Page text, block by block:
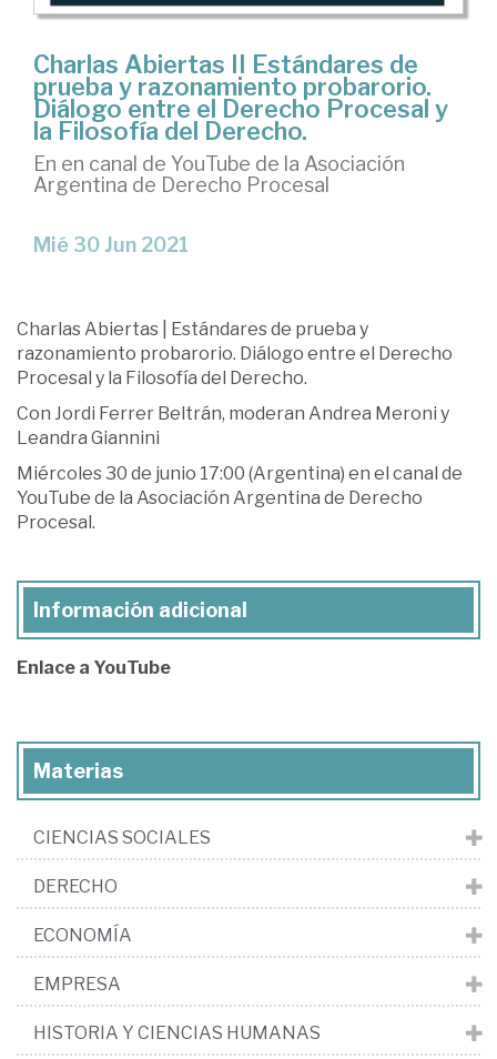
Charlas Abiertas II Estándares de
prueba y razonamiento probarorio.
Diálogo entre el Derecho Procesal y
la Filosofía del Derecho.
En en canal de YouTube de la Asociación
Argentina de Derecho Procesal
Mié 30 Jun 2021
Charlas Abiertas | Estándares de prueba y
razonamiento probarorio. Diálogo entre el Derecho
Procesal y la Filosofía del Derecho.
Con Jordi Ferrer Beltrán, moderan Andrea Meroni y
Leandra Giannini
Miércoles 30 de junio 17:00 (Argentina) en el canal de
YouTube de la Asociación Argentina de Derecho
Procesal.
Información adicional
Enlace a YouTube
Materias
CIENCIAS SOCIALES
DERECHO
ECONOMÍA
EMPRESA
HISTORIA Y CIENCIAS HUMANAS